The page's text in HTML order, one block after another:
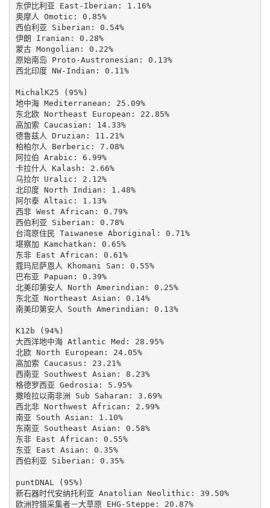
东伊比利亚 East-Iberian: 1.16%
奥摩人 Omotic: 0.85%
西伯利亚 Siberian: 0.54%
伊朗 Iranian: 0.28%
蒙古 Mongolian: 0.22%
原始南岛 Proto-Austronesian: 0.13%
西北印度 NW-Indian: 0.11%
MichalK25 (95%)
地中海 Mediterranean: 25.09%
东北欧 Northeast European: 22.85%
高加索 Caucasian: 14.33%
德鲁兹人 Druzian: 11.21%
柏柏尔人 Berberic: 7.08%
阿拉伯 Arabic: 6.99%
卡拉什人 Kalash: 2.66%
乌拉尔 Uralic: 2.12%
北印度 North Indian: 1.48%
阿尔泰 Altaic: 1.13%
西非 West African: 0.79%
西伯利亚 Siberian: 0.78%
台湾原住民 Taiwanese Aboriginal: 0.71%
堪察加 Kamchatkan: 0.65%
东非 East African: 0.61%
蔻玛尼萨恩人 Khomani San: 0.55%
巴布亚 Papuan: 0.39%
北美印第安人 North Amerindian: 0.25%
东北亚 Northeast Asian: 0.14%
南美印第安人 South Amerindian: 0.13%
K12b (94%)
大西洋地中海 Atlantic Med: 28.95%
北欧 North European: 24.05%
高加索 Caucasus: 23.21%
西南亚 Southwest Asian: 8.23%
格德罗西亚 Gedrosia: 5.95%
撒哈拉以南非洲 Sub Saharan: 3.69%
西北非 Northwest African: 2.99%
南亚 South Asian: 1.10%
东南亚 Southeast Asian: 0.58%
东非 East African: 0.55%
东亚 East Asian: 0.35%
西伯利亚 Siberian: 0.35%
puntDNAL (95%)
新石器时代安纳托利亚 Anatolian Neolithic: 39.50%
欧洲狩猎采集者－大草原 EHG-Steppe: 20.87%